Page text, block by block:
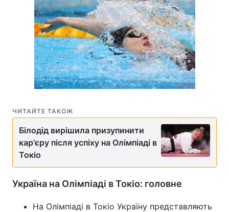
ЧИТАЙТЕ ТАКОЖ
Білодід вирішила призупинити
кар'єру після успіху на Олімпіаді в
Токіо
Україна на Олімпіаді в Токіо: головне
На Олімпіаді в Токіо Україну представляють